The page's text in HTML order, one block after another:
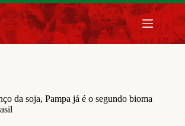
da soja, Pampa já é o segundo bioma